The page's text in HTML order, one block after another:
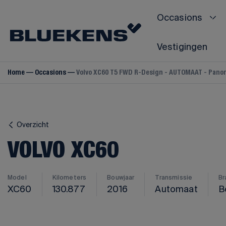
Occasions
Volvo V90
Volvo S80
Volvo S90
Vestigingen
Home Occasions Volvo XC60 T5 FWD R-Design - AUTOMAAT -
Overzicht
VOLVO XC60
Model
XC60
Kilometers
130.877
Bouwjaar
2016
Transmissie
Automaat